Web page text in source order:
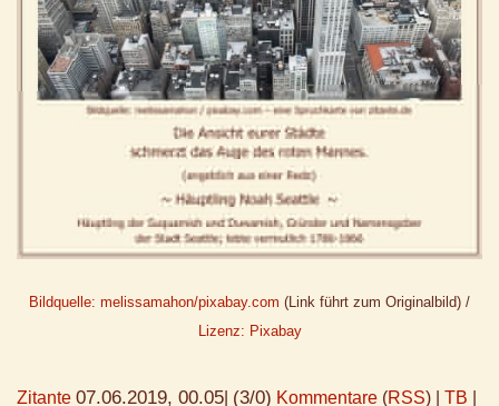
Bildquelle: melissamahon/pixabay.com (Link führt zum Originalbild) /
Lizenz: Pixabay
Zitante 07.06.2019, 00.05 (3/0) Kommentare (RSS) | TB